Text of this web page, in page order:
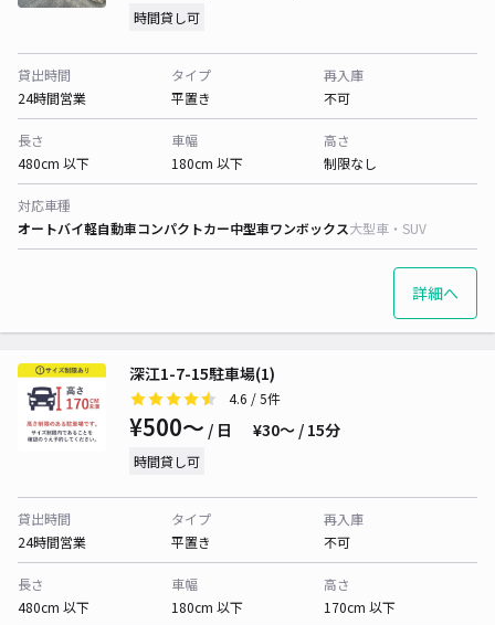
時間貸し可
貸出時間
24時間営業
タイプ
平置き
再入庫
不可
長さ
480cm 以下
車幅
180cm 以下
高さ
制限なし
対応車種
オートバイ軽自動車コンパクトカー中型車ワンボックス大型車・SUV
詳細へ
深江1-7-15駐車場(1)
4.6 / 5件
¥500〜 / 日 ¥30〜 / 15分
時間貸し可
貸出時間
24時間営業
タイプ
平置き
再入庫
不可
長さ
480cm 以下
車幅
180cm 以下
高さ
170cm 以下